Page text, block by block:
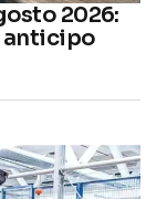
2026:
anticipo